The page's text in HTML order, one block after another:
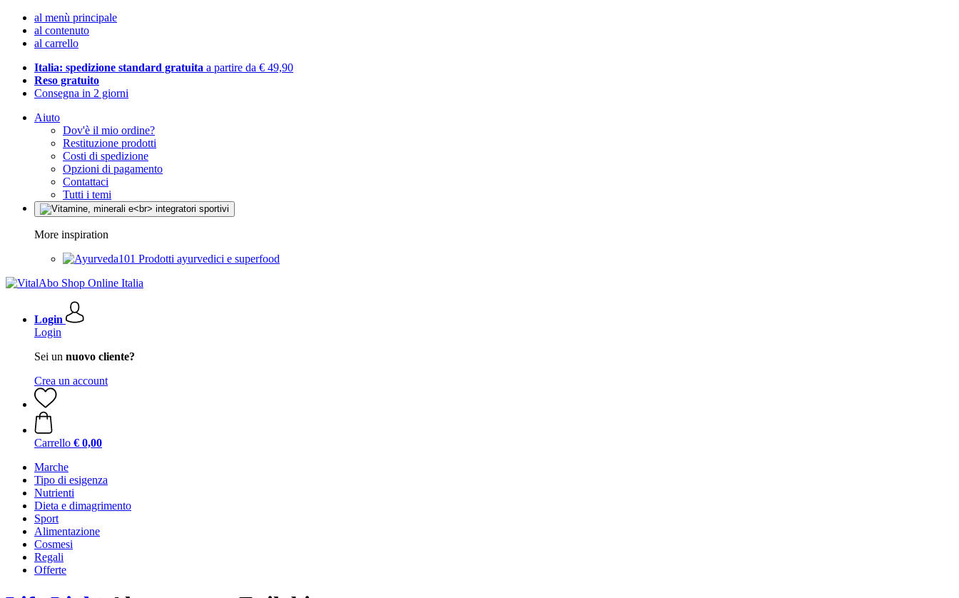
al menù principale
al contenuto
al carrello
Italia: spedizione standard gratuita a partire da € 49,90
Reso gratuito
Consegna in 2 giorni
Aiuto
Dov'è il mio ordine?
Restituzione prodotti
Costi di spedizione
Opzioni di pagamento
Contattaci
Tutti i temi
More inspiration
Prodotti ayurvedici e superfood
Login
Login
Sei un nuovo cliente?
Crea un account
Carrello € 0,00
Marche
Tipo di esigenza
Nutrienti
Dieta e dimagrimento
Sport
Alimentazione
Cosmesi
Regali
Offerte